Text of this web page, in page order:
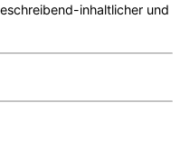
inhaltlicher und